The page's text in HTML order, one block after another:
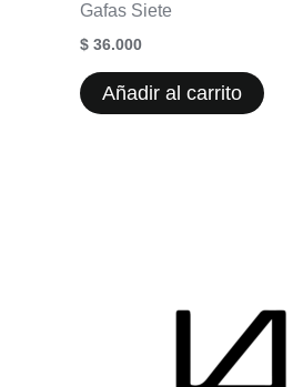
Gafas Siete
$ 36.000
Añadir al carrito